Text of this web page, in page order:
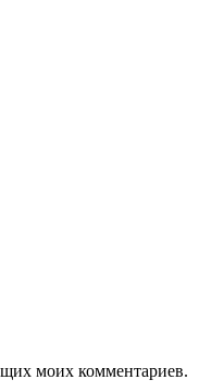
моих комментариев.